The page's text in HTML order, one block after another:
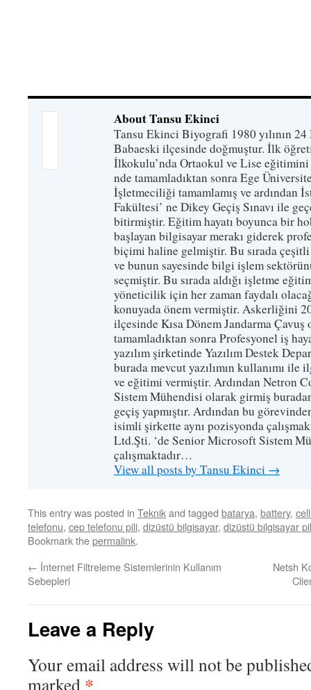
About Tansu Ekinci
Tansu Ekinci Biyografi 1980 yılının 24
Babaeski ilçesinde doğmuştur. İlk
İlkokulu’nda Ortaokul ve Lise
nde tamamladıktan sonra Ege
İşletmeciliği tamamlamış ve ardından
Fakültesi’ ne Dikey Geçiş Sınavı ile
bitirmiştir. Eğitim hayatı boyunca bir
başlayan bilgisayar merakı giderek
biçimi haline gelmiştir. Bu sırada
ve bunun sayesinde bilgi işlem
seçmiştir. Bu sırada aldığı işletme
yöneticilik için her zaman faydalı
konuyada önem vermiştir. Askerliğini
ilçesinde Kısa Dönem Jandarma Çavuş
tamamladıktan sonra Profesyonel iş
yazılım şirketinde Yazılım Destek
burada mevcut yazılımın kullanımı
ve eğitimi vermiştir. Ardından Netron
Sistem Mühendisi olarak girmiş
geçiş yapmıştır. Ardından bu
isimli şirkette aynı pozisyonda
Ltd.Şti. ‘de Senior Microsoft Sistem
çalışmaktadır…
View all posts by Tansu Ekinci →
This entry was posted in Teknikand tagged batarya, battery,
telefonu, cep telefonu pili, dizüstü bilgisayar, dizüstü bilgisayar pil
Bookmark thepermalink.
← İnternet Filtreleme Sistemlerinin Kullanım
Sebepleri
Netsh
Leave a Reply
Your email address will not be
marked *